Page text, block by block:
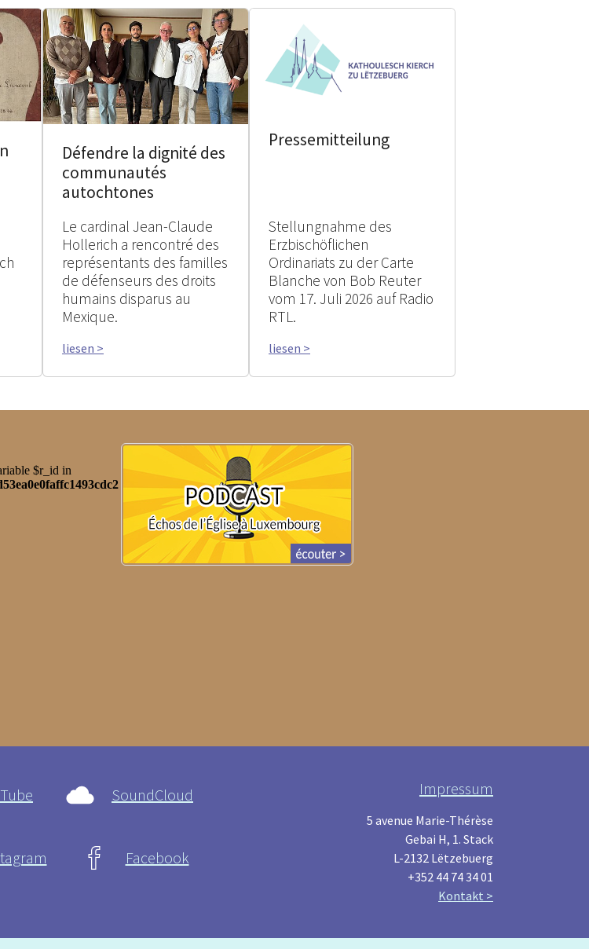
Défendre la dignité des
communautés
autochtones
Le cardinal Jean-Claude
Hollerich a rencontré des
représentants des familles
de défenseurs des droits
humains disparus au
Mexique.
liesen >
Pressemitteilung
Stellungnahme des
Erzbischöflichen
Ordinariats zu der Carte
Blanche von Bob Reuter
vom 17. Juli 2026 auf Radio
RTL.
liesen >
SoundCloud
Facebook
Impressum
5 avenue Marie-Thérèse
Gebai H, 1. Stack
L-2132 Lëtzebuerg
+352 44 74 34 01
Kontakt >